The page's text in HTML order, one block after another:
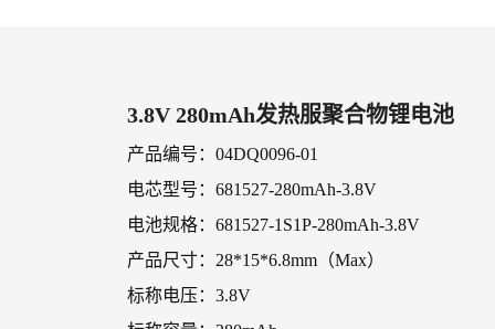
3.8V 280mAh发热服聚合物锂电池
产品编号：04DQ0096-01
电芯型号：681527-280mAh-3.8V
电池规格：681527-1S1P-280mAh-3.8V
产品尺寸：28*15*6.8mm（Max）
标称电压：3.8V